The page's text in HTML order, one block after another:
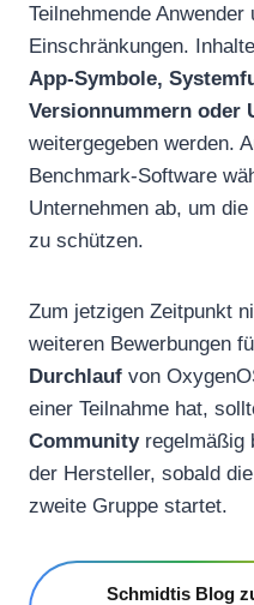
Teilnehmende
Einschränkungen.
App-Symbole,
Versionnummern oder
weitergegeben werden.
Benchmark-Software
Unternehmen ab, um
zu schützen.
Zum jetzigen Zeitpunkt
weiteren Bewerbungen
Durchlauf von
einer Teilnahme hat,
Communityregelmäßig
der Hersteller, sobald
zweite Gruppe startet.
Schmidtis Blog